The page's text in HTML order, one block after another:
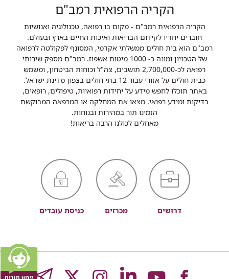
הקריה הרפואית רמב"ם
הקריה הרפואית רמב"ם - מקום בו רפואה, טכנולוגיה ואנושיות
חוברים יחדיו לקידום הבריאות ואיכות החיים בארץ ובעולם.
רמב"ם הוא בית חולים ממשלתי אקדמי, המסונף לפקולטה לרפואה
של הטכניון ומונה כ- 1000 מיטות אשפוז. רמב"ם מספק שירותי
רפואה לכ-2,700,000 תושבים, צה"ל וכוחות הביטחון, ומשמש
כבית חולים על אזורי עבור 12 בתי חולים בצפון מדינת ישראל.
באתר תוכלו לחפש מידע על יחידות רפואיות, טיפולים, רופאים,
בדיקות ומידע רפואי. מצאו את המחלקה או המרפאה המבוקשת
הזמינו תור במהירות ובנוחות.
מאחלים לכולנו הרבה בריאות!
דרושים מכרזים כניסת עובדים